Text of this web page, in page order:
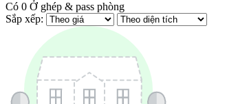
Có 0 Ở ghép & pass phòng
Sắp xếp: